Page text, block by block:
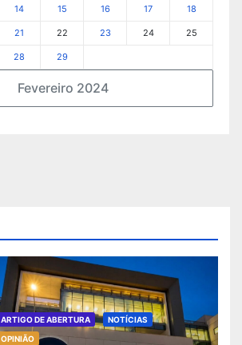
Fevereiro 2024
14 15 16 17 18
21 22 23 24 25
28 29
ARTIGO DE ABERTURA
NOTÍCIAS
OPINIÃO